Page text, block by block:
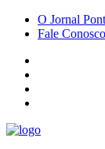
O Jornal
Fale Conosco